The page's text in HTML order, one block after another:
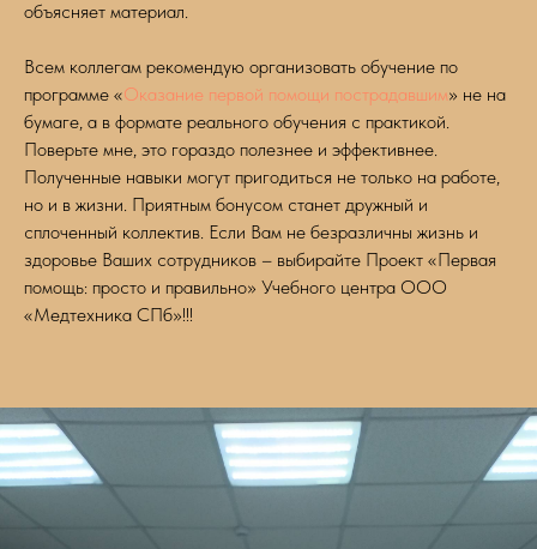
объясняет материал.
Всем коллегам рекомендую организовать обучение по
программе «Оказание первой помощи пострадавшим» не на
бумаге, а в формате реального обучения с практикой.
Поверьте мне, это гораздо полезнее и эффективнее.
Полученные навыки могут пригодиться не только на работе,
но и в жизни. Приятным бонусом станет дружный и
сплоченный коллектив. Если Вам не безразличны жизнь и
здоровье Ваших сотрудников – выбирайте Проект «Первая
помощь: просто и правильно» Учебного центра ООО
«Медтехника СПб»!!!